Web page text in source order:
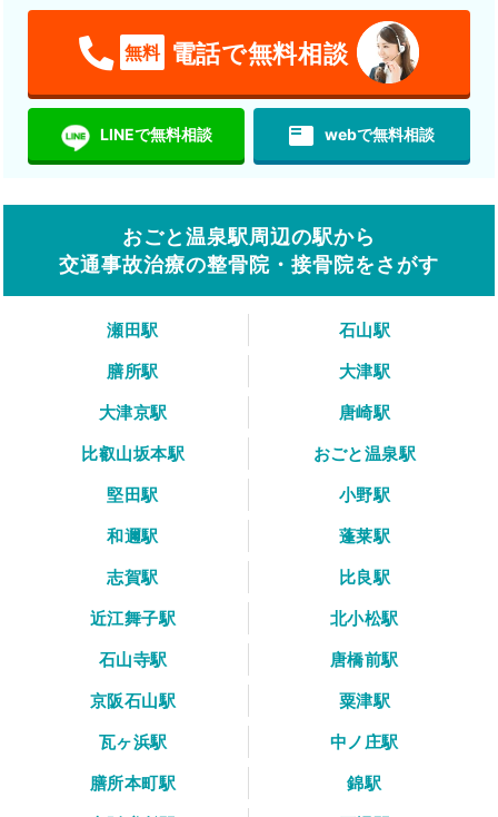
無料 電話で無料相談
LINEで無料相談 featured_play_list webで無料相談
おごと温泉駅周辺の駅から
交通事故治療の整骨院・接骨院をさがす
瀬田駅
石山駅
膳所駅
大津駅
大津京駅
唐崎駅
比叡山坂本駅
おごと温泉駅
堅田駅
小野駅
和邇駅
蓬莱駅
志賀駅
比良駅
近江舞子駅
北小松駅
石山寺駅
唐橋前駅
京阪石山駅
粟津駅
瓦ヶ浜駅
中ノ庄駅
膳所本町駅
錦駅